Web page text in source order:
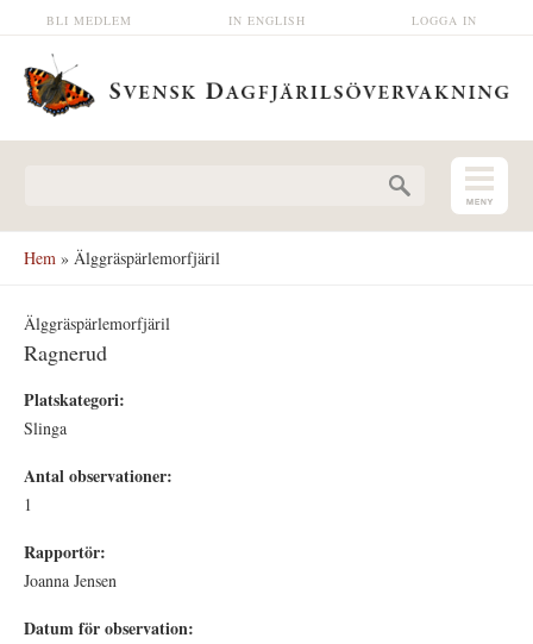
Hoppa till huvudinnehåll LOGGA IN
IN ENGLISH
BLI MEDLEM
Hem » Älggräspärlemorfjäril
Älggräspärlemorfjäril
Ragnerud
Platskategori:
Slinga
Antal observationer:
1
Rapportör:
Joanna Jensen
Datum för observation: